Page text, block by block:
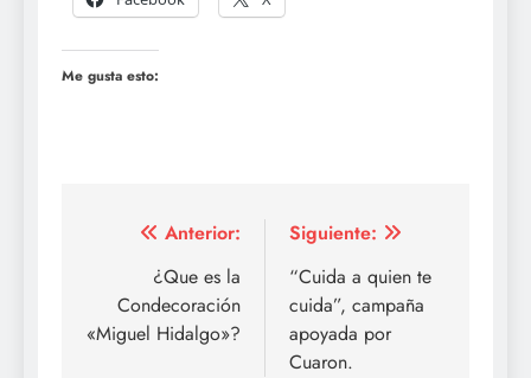
Me gusta esto:
Navegación
entradas
Anterior:
¿Que es la
Condecoración
«Miguel Hidalgo»?
Siguiente:
“Cuida a quien te
cuida”, campaña
apoyada por
Cuaron.